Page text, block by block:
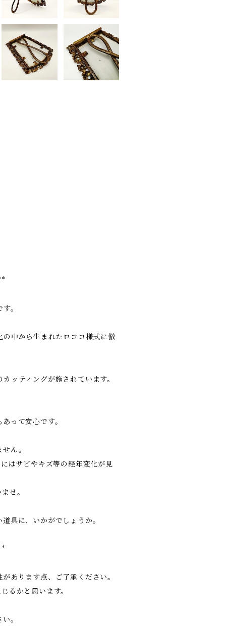
。
中から生まれたロココ様式に倣
ッティングが施されています。
って安心です。
ん。
はサビやキズ等の経年変化が見
せ。
具に、いかがでしょうか。
あります点、ご了承ください。
るかと思います。
。